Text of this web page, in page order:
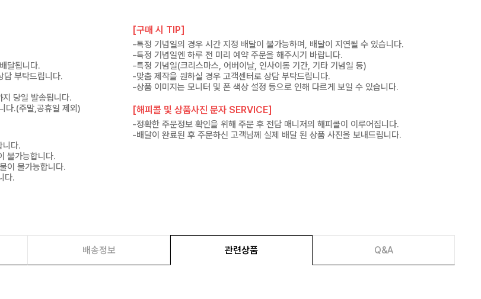
달됩니다.
담 부탁드립니다.
당일 발송됩니다.
다.(주말,공휴일 제외)
니다.
불가능합니다.
이 불가능합니다.
다.
[구매 시 TIP]
-특정 기념일의 경우 시간 지정 배달이 불가능하며, 배달이 지연될 수 있습니다.
-특정 기념일엔 하루 전 미리 예약 주문을 해주시기 바랍니다.
-특정 기념일(크리스마스, 어버이날, 인사이동 기간, 기타 기념일 등)
-맞춤 제작을 원하실 경우 고객센터로 상담 부탁드립니다.
-상품 이미지는 모니터 및 폰 색상 설정 등으로 인해 다르게 보일 수 있습니다.
[해피콜 및 상품사진 문자 SERVICE]
-정확한 주문정보 확인을 위해 주문 후 전담 매니저의 해피콜이 이루어집니다.
-배달이 완료된 후 주문하신 고객님께 실제 배달 된 상품 사진을 보내드립니다.
배송정보 관련상품 Q&A